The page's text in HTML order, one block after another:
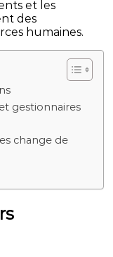
et les
des
humaines.
gestionnaires
change de